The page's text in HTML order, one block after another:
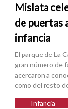
Mislata
de puertas
infancia
El parque de La
gran número de
acercaron a
como del resto
Infancia